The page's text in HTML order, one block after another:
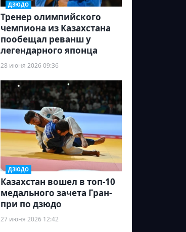
ДЗЮДО
Тренер олимпийского
чемпиона из Казахстана
пообещал реванш у
легендарного японца
28 июня 2026 09:36
ДЗЮДО
Казахстан вошел в топ-10
медального зачета Гран-
при по дзюдо
27 июня 2026 12:42